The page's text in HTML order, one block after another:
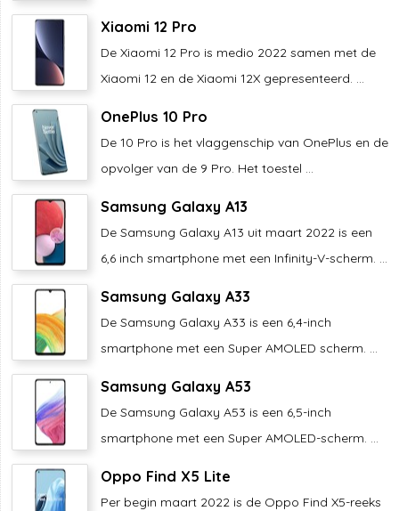
Xiaomi 12 Pro
De Xiaomi 12 Pro is medio 2022 samen met de
Xiaomi 12 en de Xiaomi 12X gepresenteerd. ...
OnePlus 10 Pro
De 10 Pro is het vlaggenschip van OnePlus en de
opvolger van de 9 Pro. Het toestel ...
Samsung Galaxy A13
De Samsung Galaxy A13 uit maart 2022 is een
6,6 inch smartphone met een Infinity-V-scherm. ...
Samsung Galaxy A33
De Samsung Galaxy A33 is een 6,4-inch
smartphone met een Super AMOLED scherm. ...
Samsung Galaxy A53
De Samsung Galaxy A53 is een 6,5-inch
smartphone met een Super AMOLED-scherm. ...
Oppo Find X5 Lite
Per begin maart 2022 is de Oppo Find X5-reeks